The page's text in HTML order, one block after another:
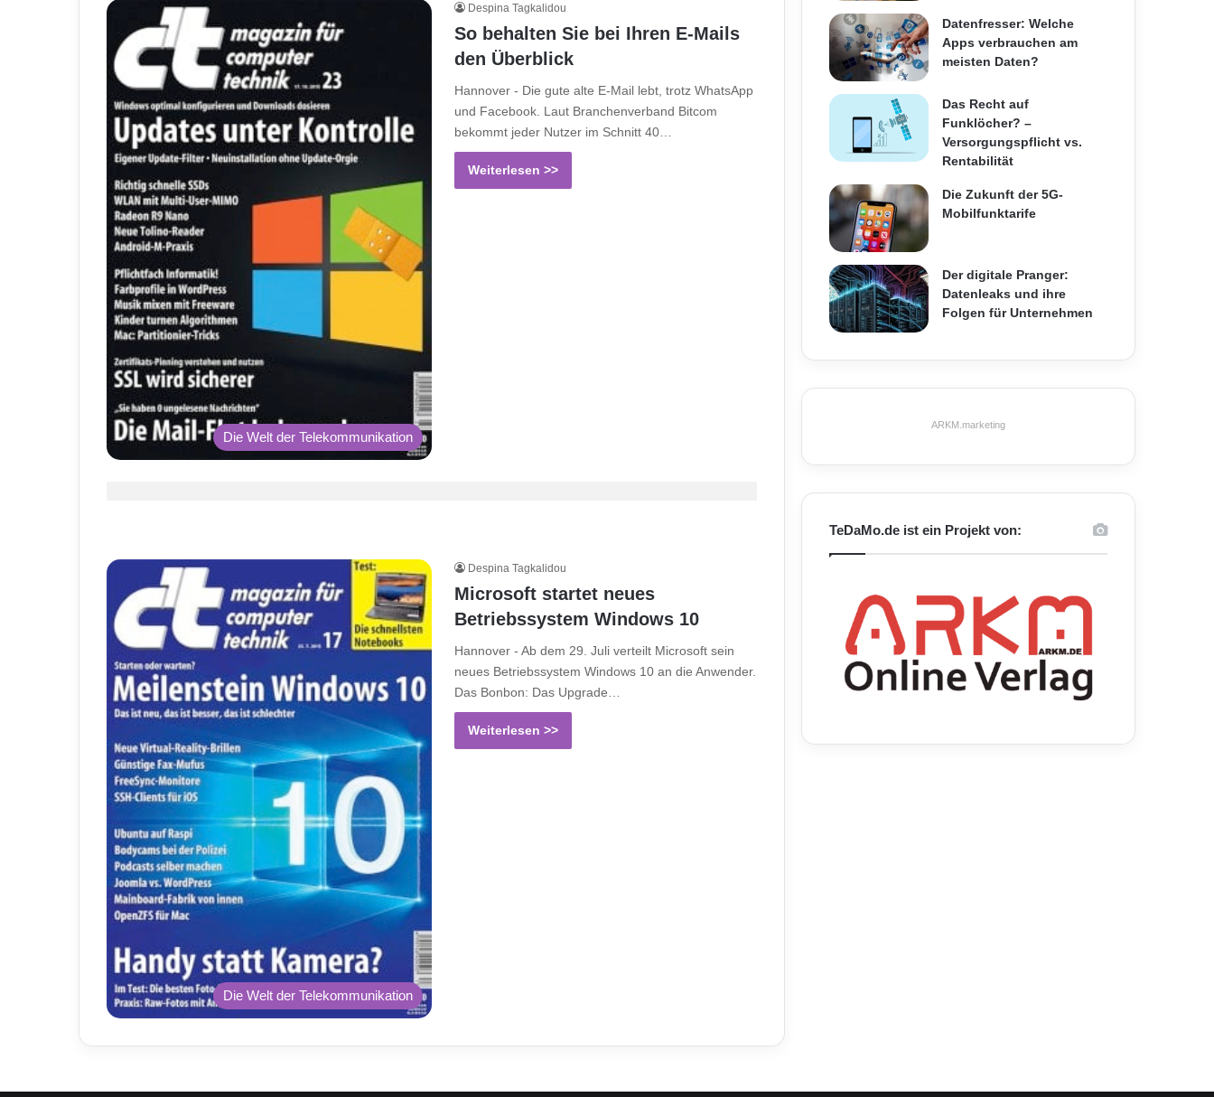
Die Welt der Telekommunikation
Despina Tagkalidou
So behalten Sie bei Ihren E-Mails
den Überblick
Hannover - Die gute alte E-Mail lebt, trotz WhatsApp
und Facebook. Laut Branchenverband Bitcom
bekommt jeder Nutzer im Schnitt 40…
Weiterlesen >>
Die Welt der Telekommunikation
Despina Tagkalidou
Microsoft startet neues
Betriebssystem Windows 10
Hannover - Ab dem 29. Juli verteilt Microsoft sein
neues Betriebssystem Windows 10 an die Anwender.
Das Bonbon: Das Upgrade…
Weiterlesen >>
Datenfresser: Welche
Apps verbrauchen am
meisten Daten?
Das Recht auf
Funklöcher? –
Versorgungspflicht vs.
Rentabilität
Die Zukunft der 5G-
Mobilfunktarife
Der digitale Pranger:
Datenleaks und ihre
Folgen für Unternehmen
ARKM.marketing
TeDaMo.de ist ein Projekt von: